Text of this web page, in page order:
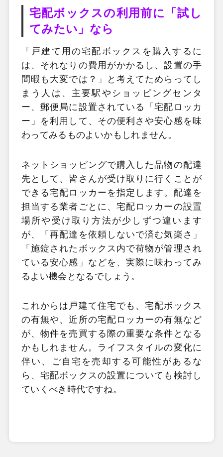
宅配ボックスの利用前に「試し
てみたい」なら
「戸建て用の宅配ボックスを購入するに
は、それなりの費用がかかるし、設置の手
間暇も大変では？」と考えてためらってし
まう人は、主要駅やショッピングセンタ
ー、郵便局に設置されている「宅配ロッカ
ー」を利用して、その便利さや安心感を味
わってみるものよいかもしれません。
ネットショッピングで購入した品物の配達
先として、皆さんが受け取りに行くことが
できる宅配ロッカーを指定します。配達を
担当する業者ごとに、宅配ロッカーの設置
場所や受け取り方法が少しずつ違います
が、「再配達を依頼しないで済む気楽さ」
「施錠されたボックス内で荷物が管理され
ている安心感」などを、実際に味わってみ
るよい機会となるでしょう。
これからは戸建て住宅でも、宅配ボックス
の有無や、近所の宅配ロッカーの有無など
が、物件を売買する際の重要な条件となる
かもしれません。ライフスタイルの変化に
伴い、ご自宅を売却する可能性があるな
ら、宅配ボックスの設置についても検討し
ていくべき時代ですね。